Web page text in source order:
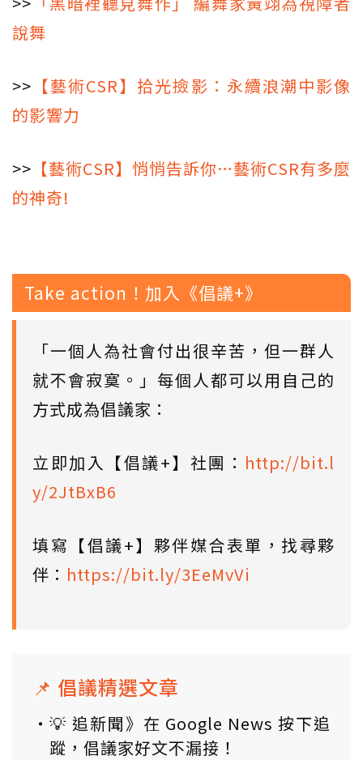
說舞
>> 【藝術CSR】拾光撿影：永續浪潮中影像
的影響力
>> 【藝術CSR】悄悄告訴你…藝術CSR有多麼
的神奇!
Take action！加入《倡議+》
「一個人為社會付出很辛苦，但一群人
就不會寂寞。」每個人都可以用自己的
方式成為倡議家：
立即加入【倡議+】社團： http://bit.l
y/2JtBxB6
填寫【倡議+】夥伴媒合表單，找尋夥
伴： https://bit.ly/3EeMvVi
📌 倡議精選文章
💡 追新聞》在 Google News 按下追
蹤，倡議家好文不漏接！